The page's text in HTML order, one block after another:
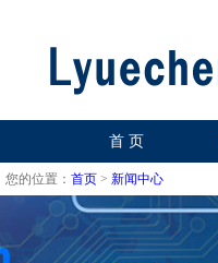
首 页
您的位置： 首页 > 新闻中心